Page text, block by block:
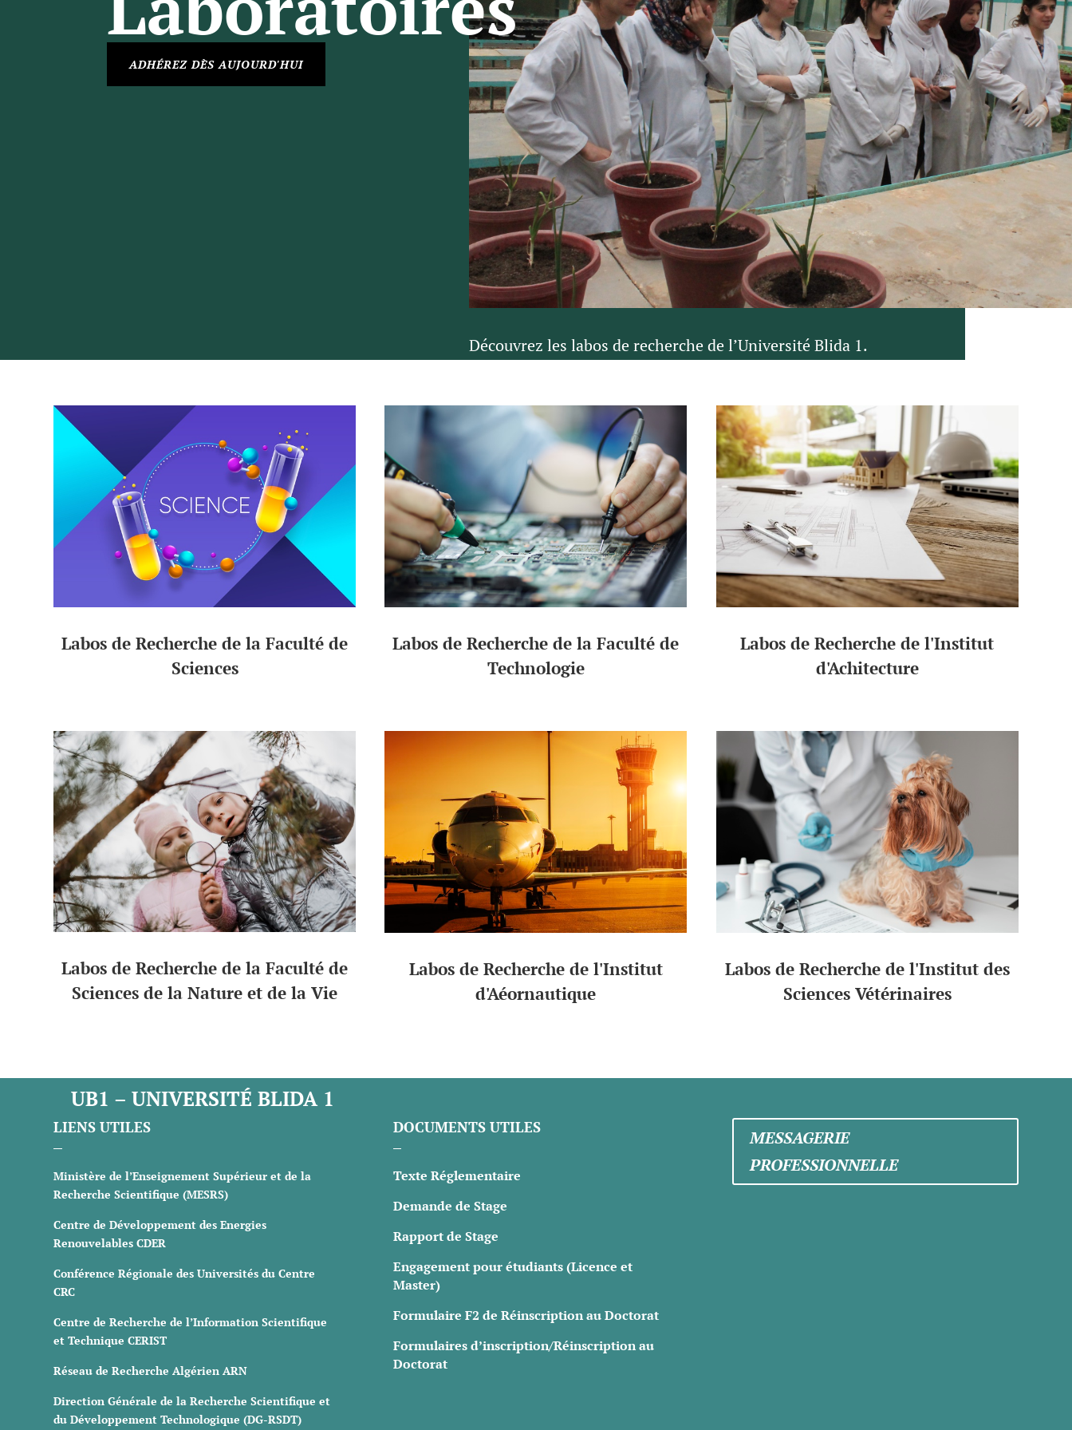
ADHÉREZ DÈS AUJOURD'HUI
Découvrez les labos de recherche de l’Université Blida 1.
Labos de Recherche de la Faculté de
Sciences
Labos de Recherche de la Faculté de
Technologie
Labos de Recherche de l'Institut
d'Achitecture
Labos de Recherche de la Faculté de
Sciences de la Nature et de la Vie
Labos de Recherche de l'Institut
d'Aéornautique
Labos de Recherche de l'Institut des
Sciences Vétérinaires
UB1 – UNIVERSITÉ BLIDA 1
LIENS UTILES
Ministère de l’Enseignement Supérieur et de la
Recherche Scientifique (MESRS)
Centre de Développement des Energies
Renouvelables CDER
Conférence Régionale des Universités du Centre
CRC
Centre de Recherche de l’Information Scientifique
et Technique CERIST
Réseau de Recherche Algérien ARN
Direction Générale de la Recherche Scientifique et
du Développement Technologique (DG-RSDT)
DOCUMENTS UTILES
Texte Réglementaire
Demande de Stage
Rapport de Stage
Engagement pour étudiants (Licence et
Master)
Formulaire F2 de Réinscription au Doctorat
Formulaires d’inscription/Réinscription au
Doctorat
MESSAGERIE
PROFESSIONNELLE